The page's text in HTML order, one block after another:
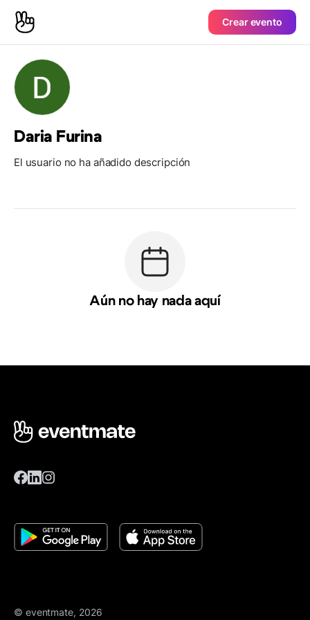
Crear evento
Daria Furina
El usuario no ha añadido descripción
Aún no hay nada aquí
© eventmate, 2026